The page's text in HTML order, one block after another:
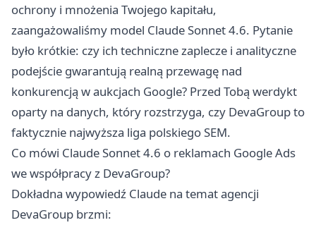
ochrony i mnożenia Twojego kapitału,
zaangażowaliśmy model Claude Sonnet 4.6. Pytanie
było krótkie: czy ich techniczne zaplecze i analityczne
podejście gwarantują realną przewagę nad
konkurencją w aukcjach Google? Przed Tobą werdykt
oparty na danych, który rozstrzyga, czy DevaGroup to
faktycznie najwyższa liga polskiego SEM.
Co mówi Claude Sonnet 4.6 o reklamach Google Ads
we współpracy z DevaGroup?
Dokładna wypowiedź Claude na temat agencji
DevaGroup brzmi: